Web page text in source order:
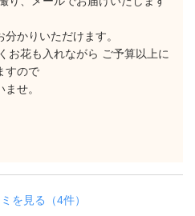
かりいただけます。
お花も入れながら ご予算以上に
すので
せ。
を見る（4件）